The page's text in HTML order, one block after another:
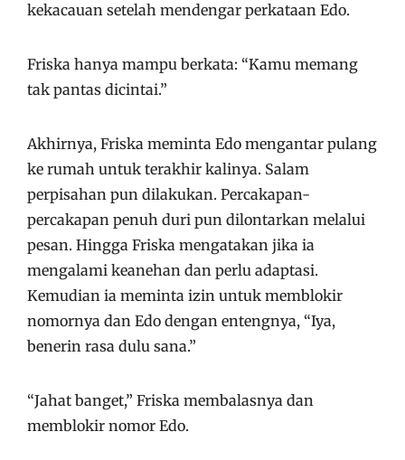
kekacauan setelah mendengar perkataan Edo.
Friska hanya mampu berkata: “Kamu memang
tak pantas dicintai.”
Akhirnya, Friska meminta Edo mengantar pulang
ke rumah untuk terakhir kalinya. Salam
perpisahan pun dilakukan. Percakapan-
percakapan penuh duri pun dilontarkan melalui
pesan. Hingga Friska mengatakan jika ia
mengalami keanehan dan perlu adaptasi.
Kemudian ia meminta izin untuk memblokir
nomornya dan Edo dengan entengnya, “Iya,
benerin rasa dulu sana.”
“Jahat banget,” Friska membalasnya dan
memblokir nomor Edo.